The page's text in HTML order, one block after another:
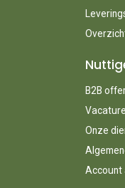
B2B
Onze
Account